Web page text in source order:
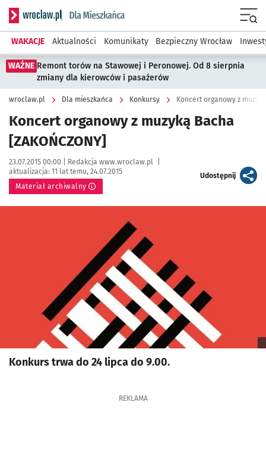
Serwis informacyjny wroclaw.pl podserwis: Dla mieszkańca
WAKACJE Aktualności Komunikaty Bezpieczny Wrocław
WAŻNE Remont torów na Stawowej i Peronowej. Od 8 sierpnia
zmiany dla kierowców i pasażerów
wroclaw.pl Dla mieszkańca Konkursy Koncert organowy z
Koncert organowy z muzyką Bacha
[ZAKOŃCZONY]
Data publikacji:
23.07.2015 00:00 | Autor:
Redakcja www.wroclaw.pl
aktualizacja: 11 lat temu, 24.07.2015
Materiał archiwalny
Udostępnijartykuł
Konkurs trwa do 24 lipca do 9.00.
REKLAMA